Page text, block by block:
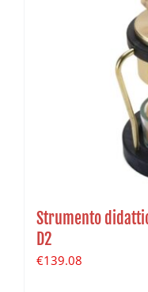
Strumento
D2
€139.08